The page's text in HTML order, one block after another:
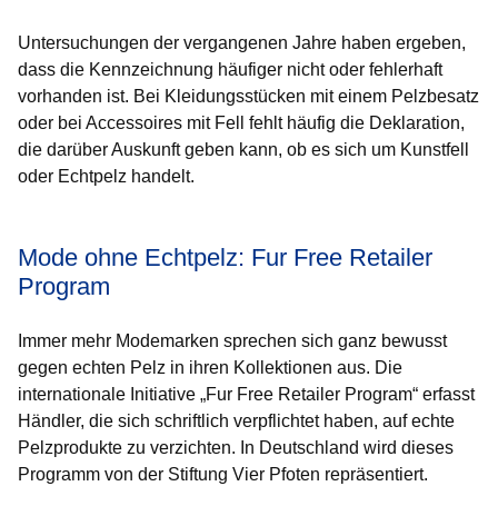
Untersuchungen der vergangenen Jahre haben ergeben,
dass die Kennzeichnung häufiger nicht oder fehlerhaft
vorhanden ist. Bei Kleidungsstücken mit einem Pelzbesatz
oder bei Accessoires mit Fell fehlt häufig die Deklaration,
die darüber Auskunft geben kann, ob es sich um Kunstfell
oder Echtpelz handelt.
Mode ohne Echtpelz: Fur Free Retailer
Program
Immer mehr Modemarken sprechen sich ganz bewusst
gegen echten Pelz in ihren Kollektionen aus. Die
internationale Initiative „Fur Free Retailer Program“ erfasst
Händler, die sich schriftlich verpflichtet haben, auf echte
Pelzprodukte zu verzichten. In Deutschland wird dieses
Programm von der Stiftung Vier Pfoten repräsentiert.